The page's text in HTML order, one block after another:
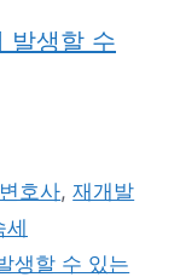
발생할 수
호사,재개발
세
생할 수 있는